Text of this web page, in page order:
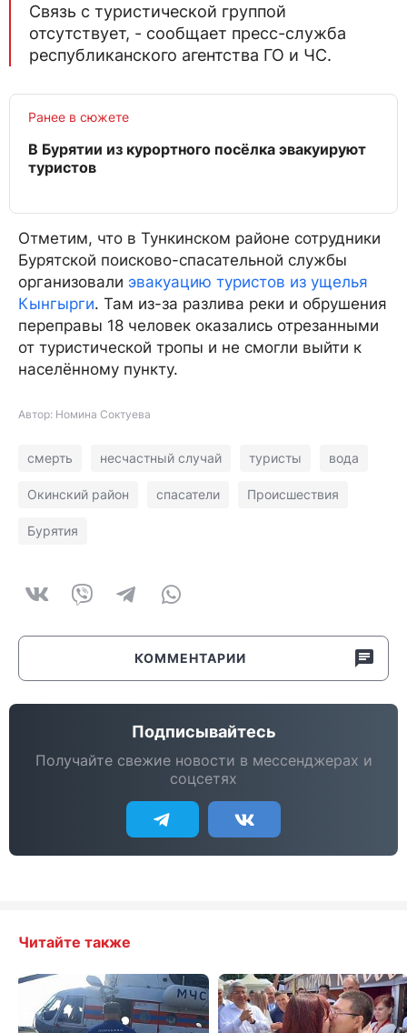
Связь с туристической группой
отсутствует, - сообщает пресс-служба
республиканского агентства ГО и ЧС.
Ранее в сюжете
В Бурятии из курортного посёлка эвакуируют
туристов
Отметим, что в Тункинском районе сотрудники
Бурятской поисково-спасательной службы
организовали эвакуацию туристов из ущелья
Кынгырги. Там из-за разлива реки и обрушения
переправы 18 человек оказались отрезанными
от туристической тропы и не смогли выйти к
населённому пункту.
Автор: Номина Соктуева
смерть несчастный случай туристы вода
Окинский район спасатели Происшествия
Бурятия
КОММЕНТАРИИ
Подписывайтесь
Получайте свежие новости в мессенджерах и
соцсетях
Читайте также